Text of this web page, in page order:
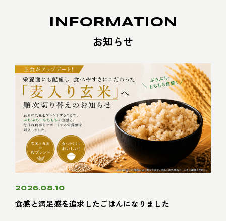
INFORMATION
お知らせ
2026.08.10
食感と満足感を追求したごはんになりました